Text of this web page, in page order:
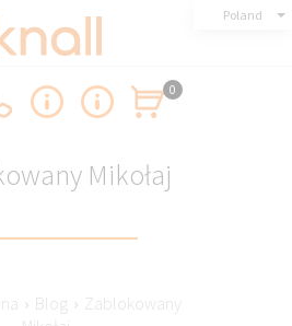
Poland
0
Mikołaj
› Blog › Zablokowany